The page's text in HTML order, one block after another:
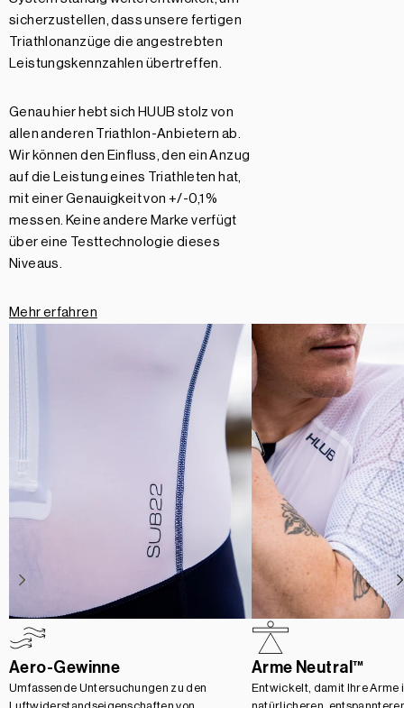
sicherzustellen, dass unsere fertigen
Triathlonanzüge die angestrebten
Leistungskennzahlen übertreffen.
Genau hier hebt sich HUUB stolz von
allen anderen Triathlon-Anbietern ab.
Wir können den Einfluss, den ein Anzug
auf die Leistung eines Triathleten hat,
mit einer Genauigkeit von +/-0,1 %
messen. Keine andere Marke verfügt
über eine Testtechnologie dieses
Niveaus.
Mehr erfahren
Aero-Gewinne
Umfassende Untersuchungen zu den
Arme Neutral™
Entwickelt, damit Ihre Arme